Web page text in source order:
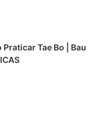
Praticar Tae Bo | Bau